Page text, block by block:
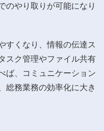
のやり取りが可能になり
すくなり、情報の伝達ス
スク管理やファイル共有
ば、コミュニケーション
総務業務の効率化に大き